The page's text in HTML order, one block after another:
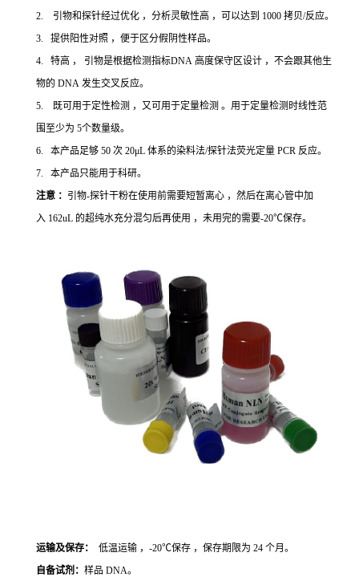
2. 引物和探针经过优化 ，分析灵敏性高 ，可以达到 1000 拷贝/反应。
3. 提供阳性对照 ，便于区分假阴性样品。
4. 特高 ， 引物是根据检测指标DNA 高度保守区设计 ，不会跟其他生
物的 DNA 发生交叉反应。
5. 既可用于定性检测 ，又可用于定量检测 。用于定量检测时线性范
围至少为 5个数量级。
6. 本产品足够 50 次 20μL 体系的染料法/探针法荧光定量 PCR 反应。
7. 本产品只能用于科研。
注意 ： 引物-探针干粉在使用前需要短暂离心 ，然后在离心管中加
入 162uL 的超纯水充分混匀后再使用 ，未用完的需要-20℃保存。
运输及保存：
低温运输 ，-20℃保存 ，保存期限为 24 个月。
自备试剂： 样品 DNA。